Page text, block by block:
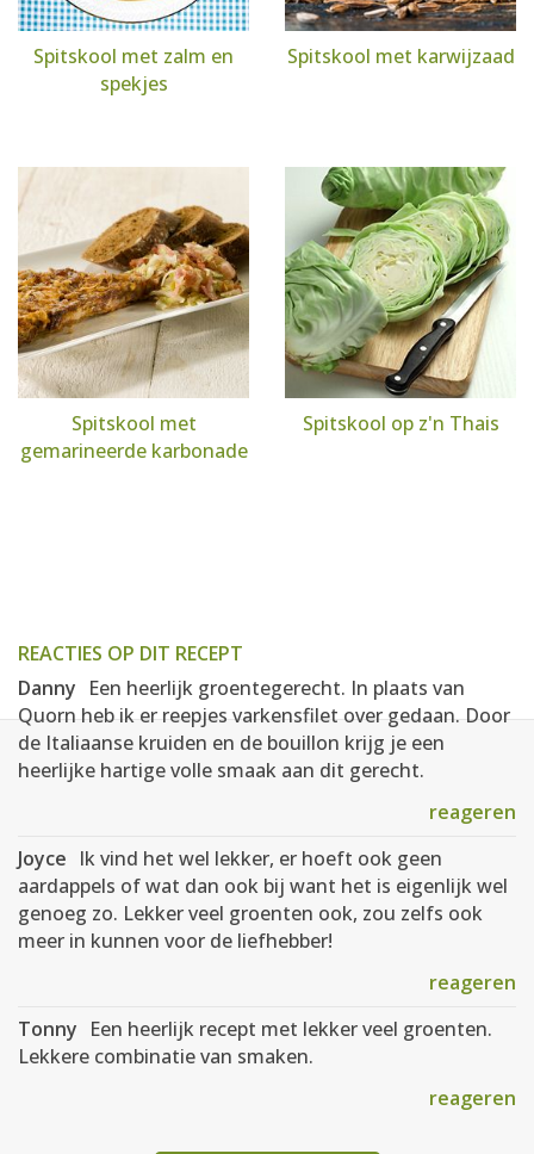
Spitskool met zalm en
spekjes
Spitskool met karwijzaad
Spitskool met
gemarineerde karbonade
Spitskool op z'n Thais
REACTIES OP DIT RECEPT
Danny Een heerlijk groentegerecht. In plaats van
Quorn heb ik er reepjes varkensfilet over gedaan. Door
de Italiaanse kruiden en de bouillon krijg je een
heerlijke hartige volle smaak aan dit gerecht.
reageren
Joyce Ik vind het wel lekker, er hoeft ook geen
aardappels of wat dan ook bij want het is eigenlijk wel
genoeg zo. Lekker veel groenten ook, zou zelfs ook
meer in kunnen voor de liefhebber!
reageren
Tonny Een heerlijk recept met lekker veel groenten.
Lekkere combinatie van smaken.
reageren